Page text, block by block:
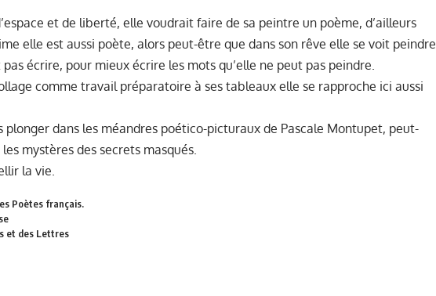
et de liberté, elle voudrait faire de sa peintre un poème, d’ailleurs
elle est aussi poète, alors peut-être que dans son rêve elle se voit peindre
pas écrire, pour mieux écrire les mots qu’elle ne peut pas peindre.
comme travail préparatoire à ses tableaux elle se rapproche ici aussi
plonger dans les méandres poético-picturaux de Pascale Montupet, peut-
mystères des secrets masqués.
la vie.
Poètes français.
et des Lettres